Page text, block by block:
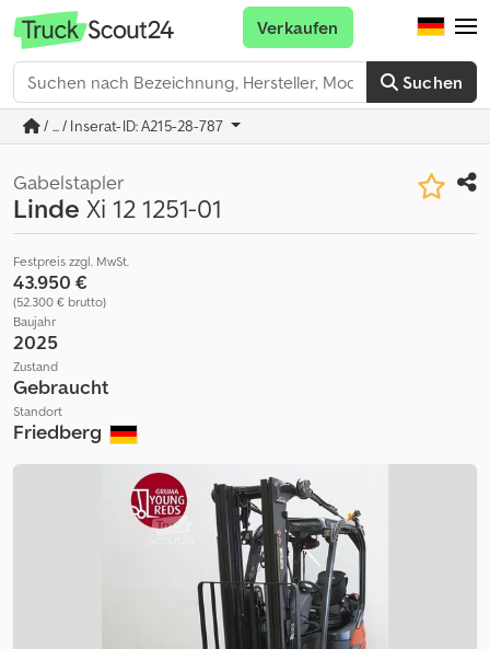
Suchen
Verkaufen
/ ... / Inserat-ID: A215-28-787
Gabelstapler
Linde Xi 12 1251-01
Festpreis zzgl. MwSt.
43.950 €
(52.300 € brutto)
Baujahr
2025
Zustand
Gebraucht
Standort
Friedberg